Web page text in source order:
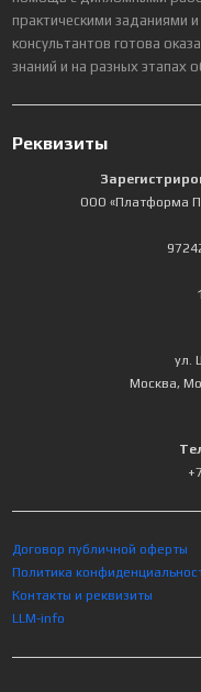
практическими заданиями
консультантов готова
знаний и на разных этапах
Реквизиты
ООО «Платформа
ул.
Москва,
Договор публичной оферты
Политика
Контакты и реквизиты
LLM-info